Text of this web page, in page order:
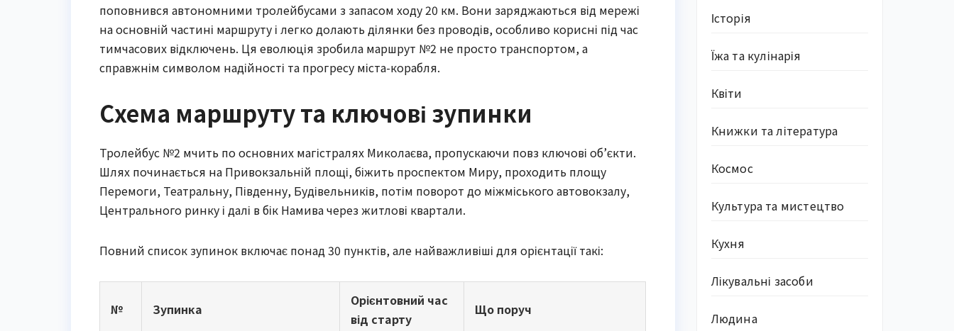
поповнився автономними тролейбусами з запасом ходу 20 км. Вони заряджаються від мережі
на основній частині маршруту і легко долають ділянки без проводів, особливо корисні під час
тимчасових відключень. Ця еволюція зробила маршрут №2 не просто транспортом, а
справжнім символом надійності та прогресу міста-корабля.
Схема маршруту та ключові зупинки
Тролейбус №2 мчить по основних магістралях Миколаєва, пропускаючи повз ключові об’єкти.
Шлях починається на Привокзальній площі, біжить проспектом Миру, проходить площу
Перемоги, Театральну, Південну, Будівельників, потім поворот до міжміського автовокзалу,
Центрального ринку і далі в бік Намива через житлові квартали.
Повний список зупинок включає понад 30 пунктів, але найважливіші для орієнтації такі:
№ Зупинка
Орієнтовний час
від старту
Що поруч
Історія
Їжа та кулінарія
Квіти
Книжки та література
Космос
Культура та мистецтво
Кухня
Лікувальні засоби
Людина